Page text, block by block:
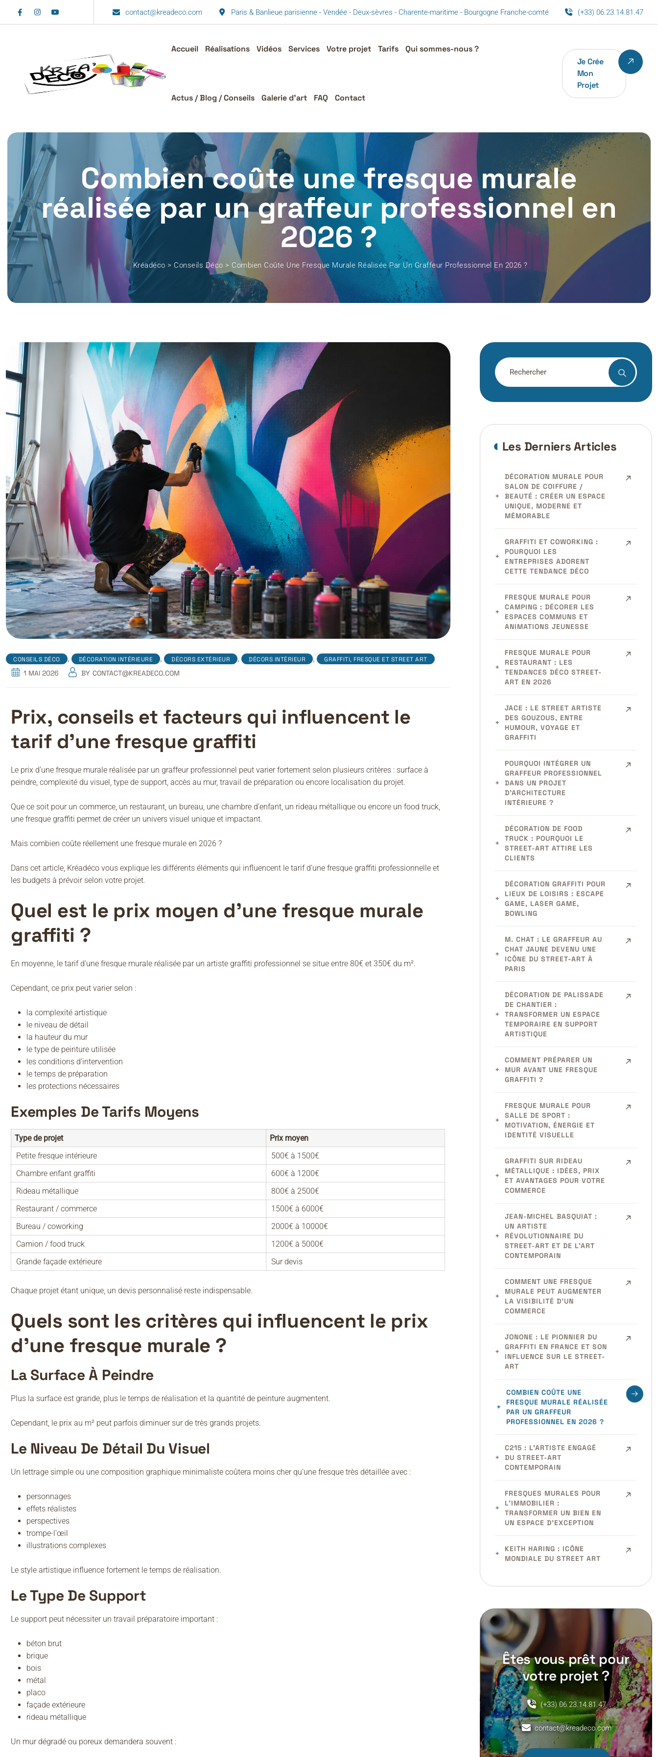
contact@kreadeco.com Paris & Banlieue parisienne - Vendée - Deux-sèvres - Charente-maritime - Bourgogne Franche-comté (+33) 06.23.14.81.47
Accueil Réalisations Vidéos Services Votre projet Tarifs Qui sommes-nous ?
Actus / Blog / Conseils Galerie d’art FAQ Contact
Je Crée
Mon
Projet
Combien coûte une fresque murale
réalisée par un graffeur professionnel en
2026 ?
Kréadéco > Conseils Déco > Combien Coûte Une Fresque Murale Réalisée Par Un Graffeur Professionnel En 2026 ?
CONSEILS DÉCO , DÉCORATION INTÉRIEURE , DÉCORS EXTÉRIEUR , DÉCORS INTÉRIEUR , GRAFFITI, FRESQUE ET STREET ART
1 MAI 2026 BY CONTACT@KREADECO.COM
Prix, conseils et facteurs qui influencent le
tarif d’une fresque graffiti
Le prix d’une fresque murale réalisée par un graffeur professionnel peut varier fortement selon plusieurs critères : surface à
peindre, complexité du visuel, type de support, accès au mur, travail de préparation ou encore localisation du projet.
Que ce soit pour un commerce, un restaurant, un bureau, une chambre d’enfant, un rideau métallique ou encore un food truck,
une fresque graffiti permet de créer un univers visuel unique et impactant.
Mais combien coûte réellement une fresque murale en 2026 ?
Dans cet article, Kréadéco vous explique les différents éléments qui influencent le tarif d’une fresque graffiti professionnelle et
les budgets à prévoir selon votre projet.
Quel est le prix moyen d’une fresque murale
graffiti ?
En moyenne, le tarif d’une fresque murale réalisée par un artiste graffiti professionnel se situe entre 80€ et 350€ du m².
Cependant, ce prix peut varier selon :
la complexité artistique
le niveau de détail
la hauteur du mur
le type de peinture utilisée
les conditions d’intervention
le temps de préparation
les protections nécessaires
Exemples De Tarifs Moyens
Type de projet
Prix moyen
Petite fresque intérieure
500€ à 1500€
Chambre enfant graffiti
600€ à 1200€
Rideau métallique
800€ à 2500€
Restaurant / commerce
1500€ à 6000€
Bureau / coworking
2000€ à 10000€
Camion / food truck
1200€ à 5000€
Grande façade extérieure
Sur devis
Chaque projet étant unique, un devis personnalisé reste indispensable.
Quels sont les critères qui influencent le prix
d’une fresque murale ?
La Surface À Peindre
Plus la surface est grande, plus le temps de réalisation et la quantité de peinture augmentent.
Cependant, le prix au m² peut parfois diminuer sur de très grands projets.
Le Niveau De Détail Du Visuel
Un lettrage simple ou une composition graphique minimaliste coûtera moins cher qu’une fresque très détaillée avec :
personnages
effets réalistes
perspectives
trompe-l’œil
illustrations complexes
Le style artistique influence fortement le temps de réalisation.
Le Type De Support
Le support peut nécessiter un travail préparatoire important :
béton brut
brique
bois
métal
placo
façade extérieure
rideau métallique
Un mur dégradé ou poreux demandera souvent :
Les Derniers Articles
DÉCORATION MURALE POUR
SALON DE COIFFURE /
BEAUTÉ : CRÉER UN ESPACE
UNIQUE, MODERNE ET
MÉMORABLE
GRAFFITI ET COWORKING :
POURQUOI LES
ENTREPRISES ADORENT
CETTE TENDANCE DÉCO
FRESQUE MURALE POUR
CAMPING : DÉCORER LES
ESPACES COMMUNS ET
ANIMATIONS JEUNESSE
FRESQUE MURALE POUR
RESTAURANT : LES
TENDANCES DÉCO STREET-
ART EN 2026
JACE : LE STREET ARTISTE
DES GOUZOUS, ENTRE
HUMOUR, VOYAGE ET
GRAFFITI
POURQUOI INTÉGRER UN
GRAFFEUR PROFESSIONNEL
DANS UN PROJET
D’ARCHITECTURE
INTÉRIEURE ?
DÉCORATION DE FOOD
TRUCK : POURQUOI LE
STREET-ART ATTIRE LES
CLIENTS
DÉCORATION GRAFFITI POUR
LIEUX DE LOISIRS : ESCAPE
GAME, LASER GAME,
BOWLING
M. CHAT : LE GRAFFEUR AU
CHAT JAUNE DEVENU UNE
ICÔNE DU STREET-ART À
PARIS
DÉCORATION DE PALISSADE
DE CHANTIER :
TRANSFORMER UN ESPACE
TEMPORAIRE EN SUPPORT
ARTISTIQUE
COMMENT PRÉPARER UN
MUR AVANT UNE FRESQUE
GRAFFITI ?
FRESQUE MURALE POUR
SALLE DE SPORT :
MOTIVATION, ÉNERGIE ET
IDENTITÉ VISUELLE
GRAFFITI SUR RIDEAU
MÉTALLIQUE : IDÉES, PRIX
ET AVANTAGES POUR VOTRE
COMMERCE
JEAN-MICHEL BASQUIAT :
UN ARTISTE
RÉVOLUTIONNAIRE DU
STREET-ART ET DE L’ART
CONTEMPORAIN
COMMENT UNE FRESQUE
MURALE PEUT AUGMENTER
LA VISIBILITÉ D’UN
COMMERCE
JONONE : LE PIONNIER DU
GRAFFITI EN FRANCE ET SON
INFLUENCE SUR LE STREET-
ART
COMBIEN COÛTE UNE
FRESQUE MURALE RÉALISÉE
PAR UN GRAFFEUR
PROFESSIONNEL EN 2026 ?
C215 : L’ARTISTE ENGAGÉ
DU STREET-ART
CONTEMPORAIN
FRESQUES MURALES POUR
L’IMMOBILIER :
TRANSFORMER UN BIEN EN
UN ESPACE D’EXCEPTION
KEITH HARING : ICÔNE
MONDIALE DU STREET ART
Êtes vous prêt pour
votre projet ?
(+33) 06.23.14.81.47
contact@kreadeco.com